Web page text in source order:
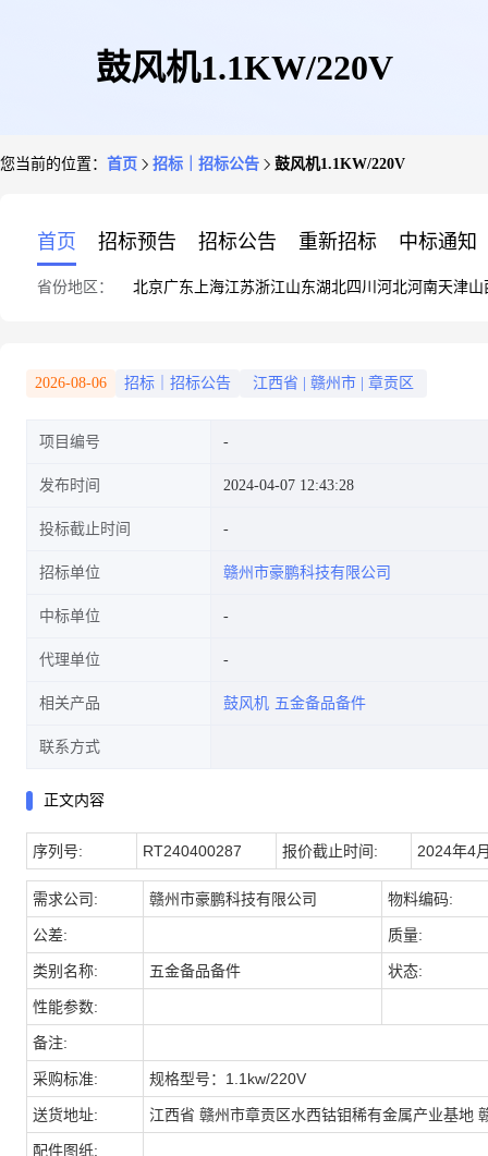
鼓风机1.1KW/220V
您当前的位置： 首页 招标｜招标公告 鼓风机1.1KW/220V
首页 招标预告 招标公告 重新招标 中标通知
省份地区： 北京广东 上海江苏浙江山东湖北四川 河北河南天津山
2026-08-06 招标｜招标公告 江西省 赣州市 章贡区
项目编号
发布时间 2024-04-07 12:43:28
投标截止时间
招标单位 赣州市豪鹏科技有限公司
中标单位
代理单位
相关产品 鼓风机 五金备品备件
联系方式
正文内容
序列号: RT240400287 报价截止时间: 2024年4
需求公司: 赣州市豪鹏科技有限公司 物料编码:
公差: 质量:
类别名称: 五金备品备件 状态:
性能参数:
备注:
采购标准: 规格型号：1.1kw/220V
送货地址: 江西省 赣州市章贡区水西钴钼稀有金属产业基地
配件图纸: